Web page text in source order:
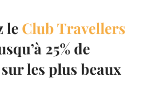
le Club Travellers
25% de
les plus beaux